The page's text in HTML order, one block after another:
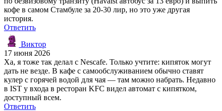
кофе в самом Стамбуле за 20-30 лир, но это уже другая
история.
Ответить
Виктор
17 июня 2026
Ха, я тоже так делал с Nescafe. Только учтите: кипяток могут
дать не везде. В кафе с самообслуживанием обычно ставят
кулер с горячей водой для чая — там можно набрать. Недавно
в IST у входа в ресторан KFC видел автомат с кипятком,
доступный всем.
Ответить